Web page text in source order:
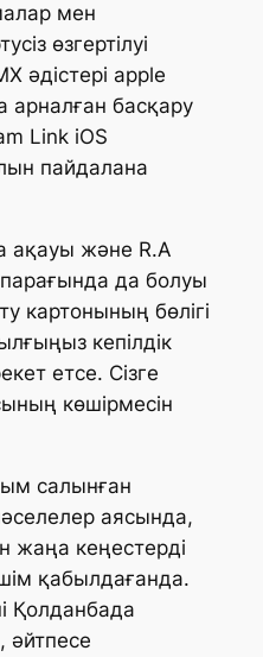
мен
өзгертілуі
әдістері apple
арналған басқару
Link iOS
пайдалана
ақауы және R.A
да болуы
картонының бөлігі
кепілдік
етсе. Сізге
көшірмесін
салынған
аясында,
жаңа кеңестерді
қабылдағанда.
Қолданбада
әйтпесе